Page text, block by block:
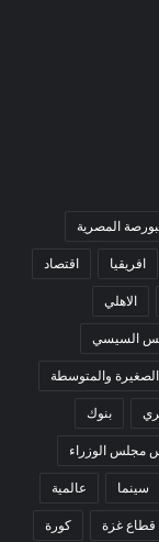
المصرية
افريقيا اقتصاد
الاهلي
السيسي
والمتوسطة
بنوك
مجلس الوزراء
سينما عالمية
قطاع غزة كورة